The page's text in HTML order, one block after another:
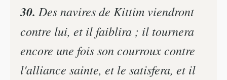
30. Des navires de Kittim viendront
contre lui, et il faiblira ; il tournera
encore une fois son courroux contre
l'alliance sainte, et le satisfera, et il